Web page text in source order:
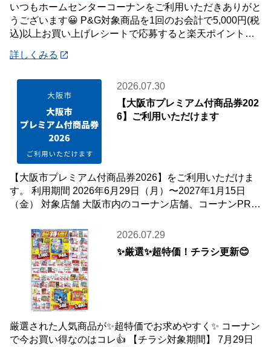
いつもホームセンターコーナンをご利用いただきありがと
うございます😀 P&G対象商品を1回のお会計で5,000円(税
込)以上お買い上げレシートで応募すると楽天ポイント総
詳しくみる
2026.07.30
【大阪市プレミアム付商品券202
6】ご利用いただけます
【大阪市プレミアム付商品券2026】をご利用いただけま
す。 利用期間 2026年6月29日（月）〜2027年1月15日
（金） 対象店舗 大阪市内のコーナン店舗、コーナンPRO
2026.07.29
✨厳選✨超特価！チラシ更新😊
厳選された人気商品が✨超特価でお求めやすく✨ コーナン
で今お買い得なのはコレ👍 【チラシ対象期間】 7月29日